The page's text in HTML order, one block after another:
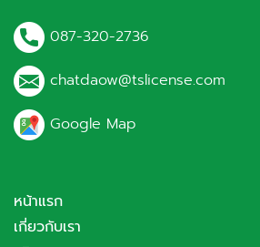
087-320-2736
chatdaow@tslicense.com
Google Map
หน้าแรก
เกี่ยวกับเรา